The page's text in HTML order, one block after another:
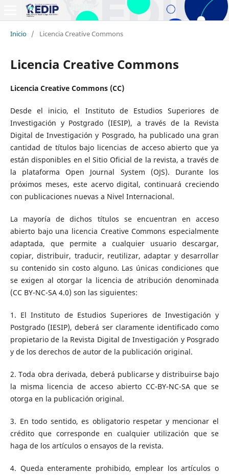
Inicio / Licencia Creative Commons
Licencia Creative Commons
Licencia Creative Commons (CC)
Desde el inicio, el Instituto de Estudios Superiores de
Investigación y Postgrado (IESIP), a través de la Revista
Digital de Investigación y Posgrado, ha publicado una gran
cantidad de títulos bajo licencias de acceso abierto que ya
están disponibles en el Sitio Oficial de la revista, a través de
la plataforma Open Journal System (OJS). Durante los
próximos meses, este acervo digital, continuará creciendo
con publicaciones nuevas a Nivel Internacional.
La mayoría de dichos títulos se encuentran en acceso
abierto bajo una licencia Creative Commons especialmente
adaptada, que permite a cualquier usuario descargar,
copiar, distribuir, traducir, reutilizar, adaptar y desarrollar
su contenido sin costo alguno. Las únicas condiciones que
se exigen al otorgar la licencia de atribución denominada
(CC BY-NC-SA 4.0) son las siguientes:
1. El Instituto de Estudios Superiores de Investigación y
Postgrado (IESIP), deberá ser claramente identificado como
propietario de la Revista Digital de Investigación y Posgrado
y de los derechos de autor de la publicación original.
2. Toda obra derivada, deberá publicarse y distribuirse bajo
la misma licencia de acceso abierto CC-BY-NC-SA que se
otorga en la publicación original.
3. En todo sentido, es obligatorio respetar y mencionar el
crédito que corresponde en cualquier utilización que se
haga de los artículos o ensayos de la revista.
4. Queda enteramente prohibido, emplear los artículos o